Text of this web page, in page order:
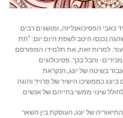
כאבי הפסיכואנליזה, ומושגים רבים
נכנסו היטב לשפת היום יום: "תת
למרות זאת, את תלמידו המפורסם
וחבל בכך. פסיכולוגים
בשיטה של יונג, הנקראת
כממשיכו הישיר של פרויד והוגה
שינוי ממשי בחייהם של אנשים.
של יונג, העוסקת בין השאר